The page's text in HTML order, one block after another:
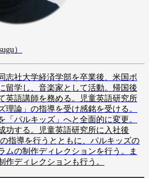
）
志社大学経済学部を卒業後、米国ボ
留学し、音楽家として活動。帰国後
英語講師を務める。児童英語研究所
理論」の指導を受け感銘を受ける。
「パルキッズ」へと全面的に変更。
功する。児童英語研究所に入社後
指導を行うとともに、パルキッズの
ムの制作ディレクションを行う。ま
作ディレクションも行う。